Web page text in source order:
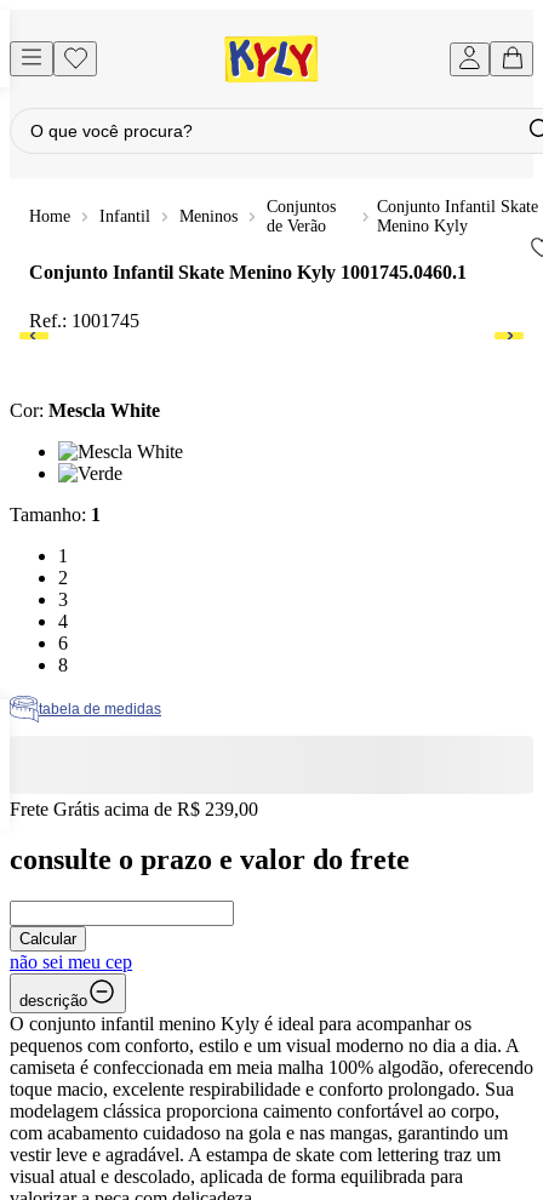
Infantil Meninos
Conjuntos
de Verão
Conjunto Infantil Skate
Menino Kyly
Conjunto Infantil Skate Menino Kyly 1001745.0460.1
Ref.: 1001745
Cor: Mescla White
Cor: Mescla White
Cor: Verde
Tamanho: 1
Tamanho: 1
1
Tamanho: 2
2
Tamanho: 3
3
Tamanho: 4
4
Tamanho: 6
6
Tamanho: 8
8
tabela de medidas
Frete Grátis acima de R$ 239,00
consulte o prazo e valor do frete
Calcular
não sei meu cep
descrição
O conjunto infantil menino Kyly é ideal para acompanhar os
pequenos com conforto, estilo e um visual moderno no dia a dia. A
camiseta é confeccionada em meia malha 100% algodão, oferecendo
toque macio, excelente respirabilidade e conforto prolongado. Sua
modelagem clássica proporciona caimento confortável ao corpo,
com acabamento cuidadoso na gola e nas mangas, garantindo um
vestir leve e agradável. A estampa de skate com lettering traz um
visual atual e descolado, aplicada de forma equilibrada para